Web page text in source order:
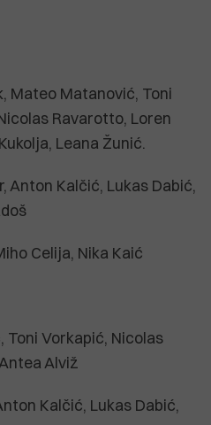
Mateo Matanović, Toni
Ravarotto, Loren
Leana Žunić.
Anton Kalčić, Lukas Dabić,
Celija, Nika Kaić
Vorkapić, Nicolas
Alviž
Kalčić, Lukas Dabić,